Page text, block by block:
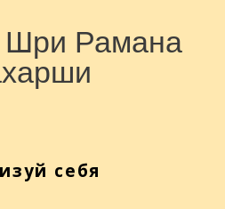
Шри Рамана
себя